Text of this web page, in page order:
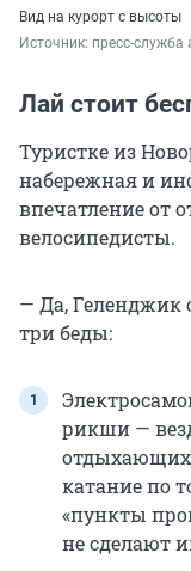
Вид на курорт с высоты
Источник: пресс-служба
Лай стоит
Туристке из
набережная и
впечатление от
велосипедисты.
— Да, Геленджик
три беды:
рикши —
катание по
«пункты
не сделают